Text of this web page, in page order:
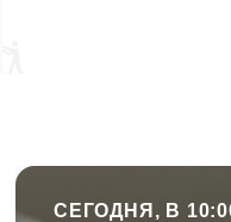
СЕГОДНЯ, В